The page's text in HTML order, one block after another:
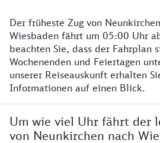
Der früheste Zug von
Wiesbaden fährt um 05:00 Uhr
beachten Sie, dass der Fahrplan
Wochenenden und Feiertagen
unserer Reiseauskunft erhalten
Informationen auf einen Blick.
Um wie viel Uhr fährt der
von Neunkirchen nach